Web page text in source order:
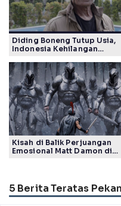
Diding Boneng Tutup Usia,
Indonesia Kehilangan
Generasi
Kisah di Balik Perjuangan
Emosional Matt Damon di
5 Berita Teratas